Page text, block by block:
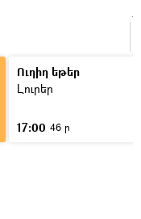
Ուղիղ եթեր
Լուրեր
17:00 46 ր